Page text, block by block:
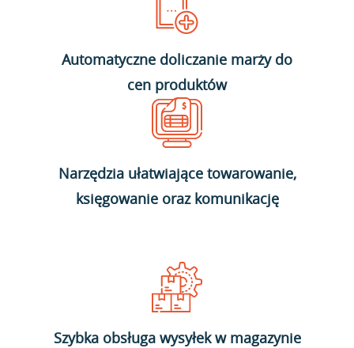
Automatyczne doliczanie marży do
cen produktów
Narzędzia ułatwiające towarowanie,
księgowanie oraz komunikację
Szybka obsługa wysyłek w magazynie